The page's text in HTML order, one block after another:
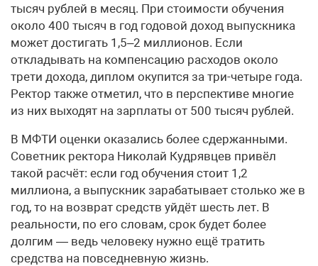
тысяч рублей в месяц. При стоимости обучения
около 400 тысяч в год годовой доход выпускника
может достигать 1,5–2 миллионов. Если
откладывать на компенсацию расходов около
трети дохода, диплом окупится за три-четыре года.
Ректор также отметил, что в перспективе многие
из них выходят на зарплаты от 500 тысяч рублей.
В МФТИ оценки оказались более сдержанными.
Советник ректора Николай Кудрявцев привёл
такой расчёт: если год обучения стоит 1,2
миллиона, а выпускник зарабатывает столько же в
год, то на возврат средств уйдёт шесть лет. В
реальности, по его словам, срок будет более
долгим — ведь человеку нужно ещё тратить
средства на повседневную жизнь.